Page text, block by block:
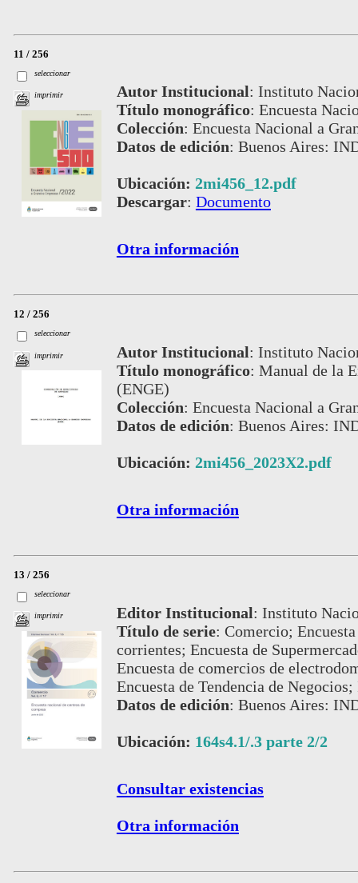
11 / 256
seleccionar
imprimir Autor Institucional: Instituto
Título monográfico: Encuesta
Colección: Encuesta Nacional a
Datos de edición: Buenos Aires:
Ubicación: 2mi456_12.pdf
Descargar: Documento
Otra información
12 / 256
seleccionar
imprimir Autor Institucional: Instituto
Título monográfico: Manual de la
(ENGE)
Colección: Encuesta Nacional a
Datos de edición: Buenos Aires:
Ubicación: 2mi456_2023X2.pdf
Otra información
13 / 256
seleccionar
imprimir Editor Institucional: Instituto
Título de serie: Comercio;
corrientes; Encuesta de
Encuesta de comercios de
Encuesta de Tendencia de
Datos de edición: Buenos Aires:
Ubicación: 164s4.1/.3 parte 2/2
Consultar existencias
Otra información